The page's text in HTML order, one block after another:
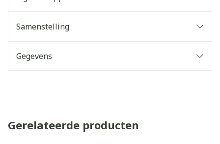
Samenstelling
Gegevens
Gerelateerde producten